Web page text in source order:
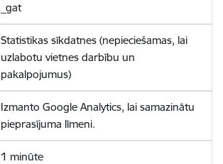
_gat
Statistikas sīkdatnes (nepieciešamas, lai
uzlabotu vietnes darbību un
pakalpojumus)
Izmanto Google Analytics, lai samazinātu
pieprasījuma līmeni.
1 minūte